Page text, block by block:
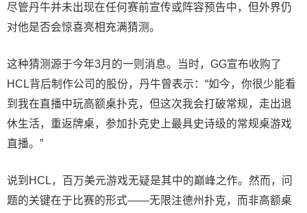
尽管丹牛并未出现在任何赛前宣传或阵容预告中，但外界仍
对他是否会惊喜亮相充满猜测。
这种猜测源于今年3月的一则消息。当时，GG宣布收购了
HCL背后制作公司的股份，丹牛曾表示：“如今，你很少能看
到我在直播中玩高额桌扑克，但这次我会打破常规，走出退
休生活，重返牌桌，参加扑克史上最具史诗级的常规桌游戏
直播。”
说到HCL，百万美元游戏无疑是其中的巅峰之作。然而，问
题的关键在于比赛的形式——无限注德州扑克，而非高额桌